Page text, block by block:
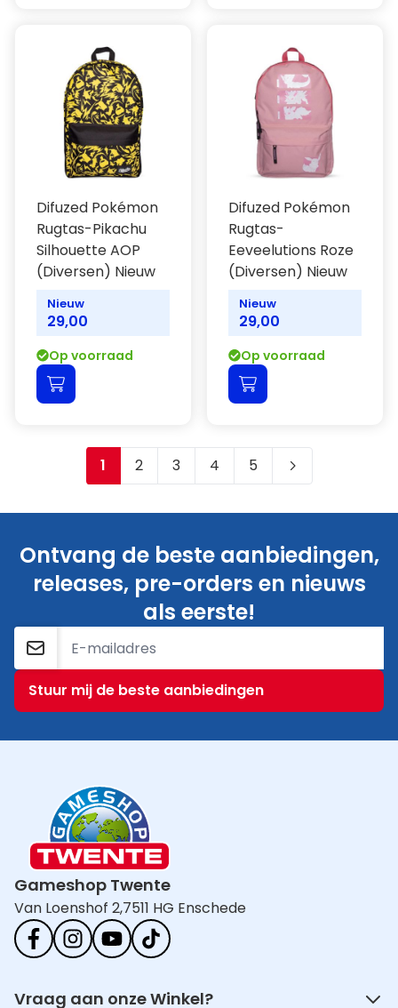
Difuzed Pokémon
Rugtas-Pikachu
Silhouette AOP
(Diversen) Nieuw
Nieuw
29,00
Op voorraad
Difuzed Pokémon
Rugtas-
Eeveelutions Roze
(Diversen) Nieuw
Nieuw
29,00
Op voorraad
Je leest momenteel pagina
1 Pagina
2 Pagina
3 Pagina
4 Pagina
5
Ontvang de beste aanbiedingen,
releases, pre-orders en nieuws
als eerste!
E-mailadres
Stuur mij de beste aanbiedingen
Gameshop Twente
Van Loenshof 2,7511 HG Enschede
Vraag aan onze Winkel?